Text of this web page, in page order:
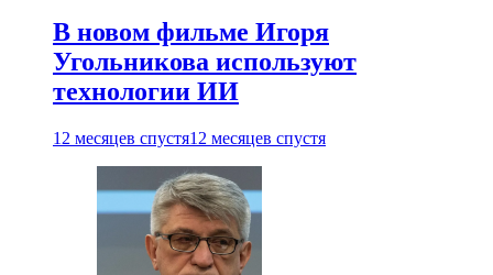
В новом фильме Игоря
Угольникова используют
технологии ИИ
12 месяцев спустя12 месяцев спустя